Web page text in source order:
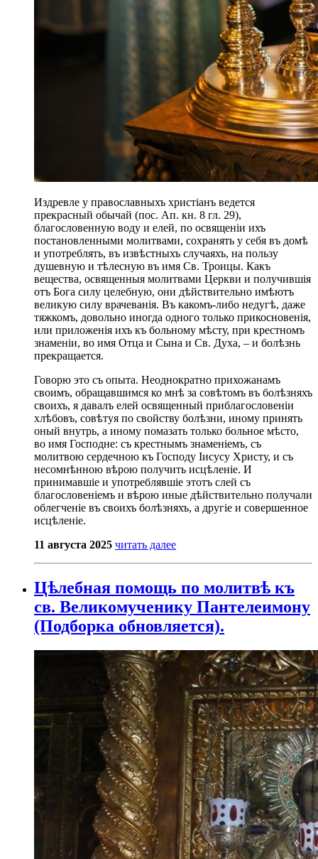
Издревле у православныхъ христіанъ ведется
прекрасный обычай (пос. Ап. кн. 8 гл. 29),
благословенную воду и елей, по освященіи ихъ
постановленными молитвами, сохранять у себя въ домѣ
и употреблять, въ извѣстныхъ случаяхъ, на пользу
душевную и тѣлесную въ имя Св. Троицы. Какъ
вещества, освященныя молитвами Церкви и получившія
отъ Бога силу целебную, они дѣйствительно имѣютъ
великую силу врачеванія. Въ какомъ-либо недугѣ, даже
тяжкомъ, довольно иногда одного только прикосновенія,
или приложенія ихъ къ больному мѣсту, при крестномъ
знаменіи, во имя Отца и Сына и Св. Духа, – и болѣзнь
прекращается.
Говорю это съ опыта. Неоднократно прихожанамъ
своимъ, обращавшимся ко мнѣ за совѣтомъ въ болѣзняхъ
своихъ, я давалъ елей освященный приблагословеніи
хлѣбовъ, совѣтуя по свойству болѣзни, иному принять
оный внутрь, а иному помазать только больное мѣсто,
во имя Господне: съ крестнымъ знаменіемъ, съ
молитвою сердечною къ Господу Іисусу Христу, и съ
несомнѣнною вѣрою получить исцѣленіе. И
принимавшіе и употреблявшіе этотъ слей съ
благословеніемъ и вѣрою иные дѣйствительно получали
облегченіе въ своихъ болѣзняхъ, а другіе и совершенное
исцѣленіе.
11 августа 2025 читать далее
Цѣлебная помощь по молитвѣ къ
св. Великомученику Пантелеимону
(Подборка обновляется).